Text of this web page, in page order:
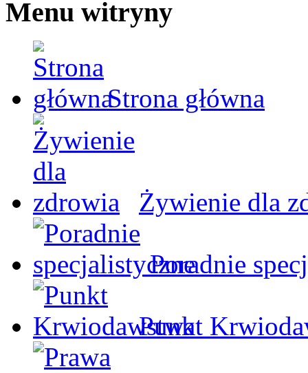
Menu witryny
Strona główna
Żywienie dla
Poradnie
Punkt